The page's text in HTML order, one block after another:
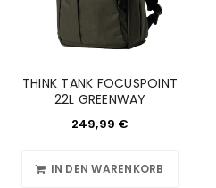
THINK TANK FOCUSPOINT
22L GREENWAY
249,99 €
IN DEN WARENKORB